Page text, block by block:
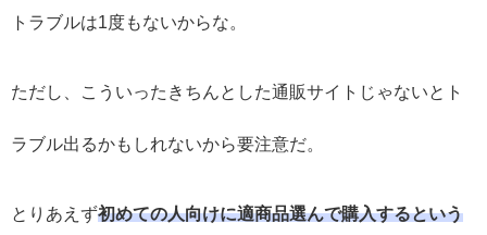
トラブルは1度もないからな。
ただし、こういったきちんとした通販サイトじゃないとト
ラブル出るかもしれないから要注意だ。
とりあえず初めての人向けに適商品選んで購入するという